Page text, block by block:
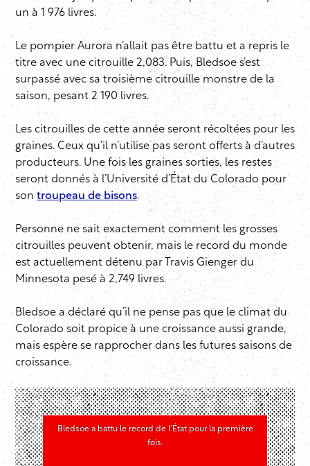
un à 1 976 livres.
Le pompier Aurora n’allait pas être battu et a repris le
titre avec une citrouille 2,083. Puis, Bledsoe s’est
surpassé avec sa troisième citrouille monstre de la
saison, pesant 2 190 livres.
Les citrouilles de cette année seront récoltées pour les
graines. Ceux qu’il n’utilise pas seront offerts à d’autres
producteurs. Une fois les graines sorties, les restes
seront donnés à l’Université d’État du Colorado pour
son troupeau de bisons.
Personne ne sait exactement comment les grosses
citrouilles peuvent obtenir, mais le record du monde
est actuellement détenu par Travis Gienger du
Minnesota pesé à 2,749 livres.
Bledsoe a déclaré qu’il ne pense pas que le climat du
Colorado soit propice à une croissance aussi grande,
mais espère se rapprocher dans les futures saisons de
croissance.
Bledsoe a battu le record de l’État pour la première
fois.